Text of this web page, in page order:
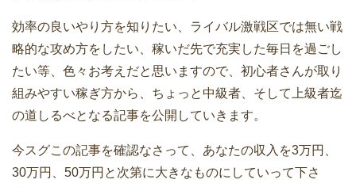
効率の良いやり方を知りたい、ライバル激戦区では無い戦
略的な攻め方をしたい、稼いだ先で充実した毎日を過ごし
たい等、色々お考えだと思いますので、初心者さんが取り
組みやすい稼ぎ方から、ちょっと中級者、そして上級者迄
の道しるべとなる記事を公開していきます。
今スグこの記事を確認なさって、あなたの収入を3万円、
30万円、50万円と次第に大きなものにしていって下さ